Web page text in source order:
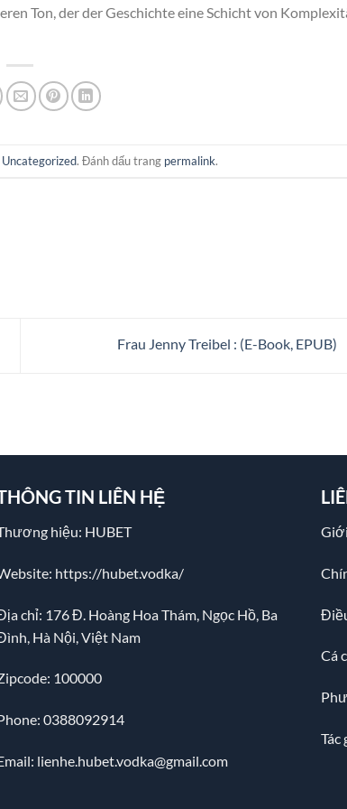
Ton, der der Geschichte eine Schicht von
Uncategorized. Đánh dấu trang permalink.
Frau Jenny Treibel : (E-Book, EPUB)
TIN LIÊN HỆ
hiệu: HUBET
https://hubet.vodka/
chỉ: 176 Đ. Hoàng Hoa Thám, Ngọc Hồ, Ba
Hà Nội, Việt Nam
100000
0388092914
lienhe.hubet.vodka@gmail.com
Cá
Tác